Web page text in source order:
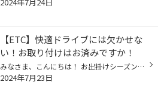
【ETC】快適ドライブには欠かせな
い！お取り付けはお済みですか！
みなさま、こんにちは！ お出掛けシーズン真っ只中ですか 快適ドライブのお供、ETCのお取り付けはお済みでしょうか。 当店では、取り付けからセットアップまで施工可能です！ Panasonic CY-ET926D 充実した音声案内に加え、新セキュリティ規格にも対応。 本体とアンテナ部が別体式なので、車内もス...
2024年7月23日